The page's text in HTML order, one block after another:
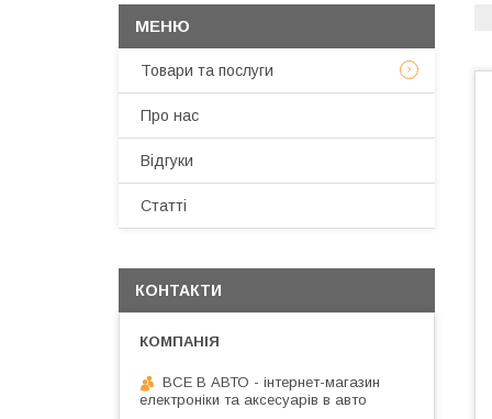
Товари та послуги
Про нас
Відгуки
Статті
КОНТАКТИ
ВСЕ В АВТО - інтернет-магазин
електроніки та аксесуарів в авто